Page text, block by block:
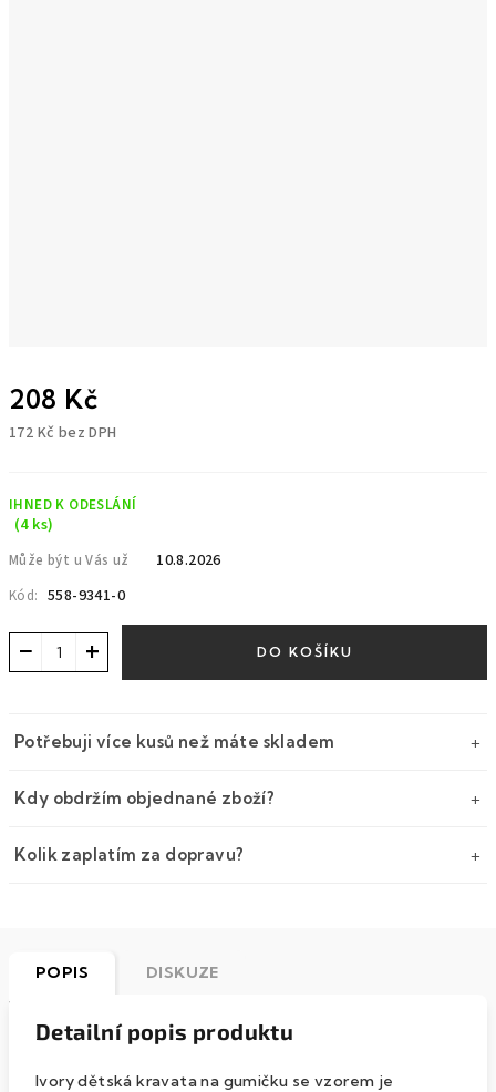
208 Kč
172 Kč bez DPH
IHNED K ODESLÁNÍ
(4 ks)
Může být u Vás už 10.8.2026
Kód: 558-9341-0
+
− DO KOŠÍKU
Potřebuji více kusů než máte skladem
Kdy obdržím objednané zboží?
Kolik zaplatím za dopravu?
POPIS DISKUZE
Detailní popis produktu
Ivory dětská kravata na gumičku se vzorem je